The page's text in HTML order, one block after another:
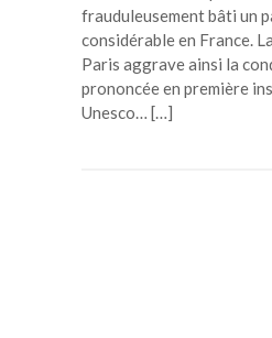
frauduleusement bâti un
considérable en France.
Paris aggrave ainsi la
prononcée en première
Unesco… […]